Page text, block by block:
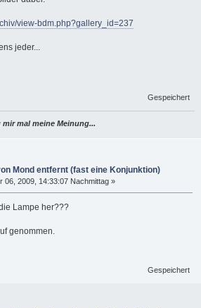
view-bdm.php?gallery_id=237
jeder...
Gespeichert
mir mal meine Meinung...
Mond entfernt (fast eine Konjunktion)
06, 2009, 14:33:07 Nachmittag »
Lampe her???
genommen.
Gespeichert